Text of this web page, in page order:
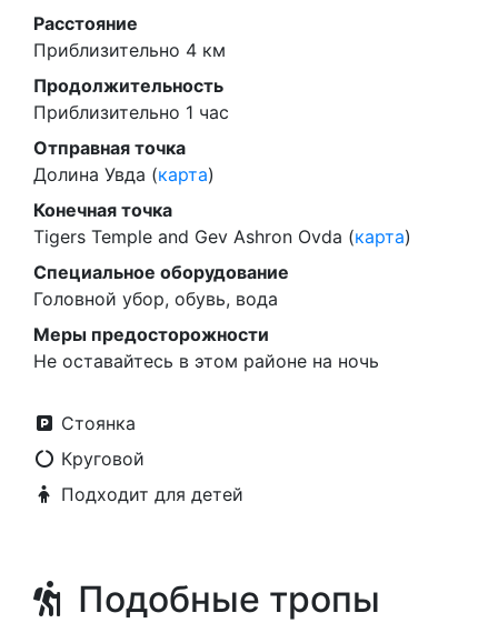
Расстояние
Приблизительно 4 км
Продолжительность
Приблизительно 1 час
Отправная точка
Долина Увда (карта)
Конечная точка
Tigers Temple and Gev Ashron Ovda (карта)
Специальное оборудование
Головной убор, обувь, вода
Меры предосторожности
Не оставайтесь в этом районе на ночь
Стоянка
Круговой
Подходит для детей
Подобные тропы